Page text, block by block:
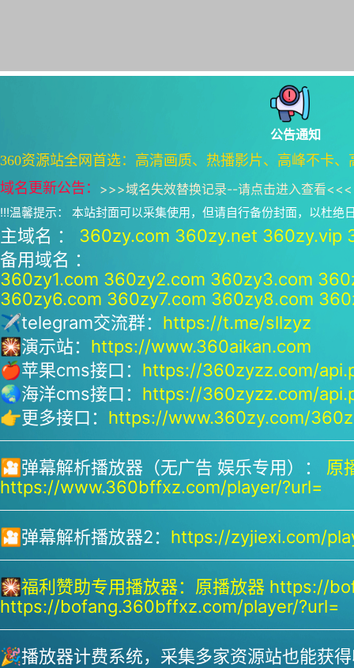
公告通知
360资源站全网首选：高清画质、热播影片、高峰不卡
域名更新公告： >>>域名失效替换记录--请点击进入查看<<<
!!!温馨提示： 本站封面可以采集使用，但请自行备份封面，以杜绝
主域名 ： 360zy.com 360zy.net 360zy.vip
备用域名 ：
360zy1.com 360zy2.com 360zy3.com
360zy6.com 360zy7.com 360zy8.com
✈telegram交流群： https://t.me/sllzyz
🎇演示站： https://www.360aikan.com
🍎苹果cms接口： https://360zyzz.com/
🌏海洋cms接口： https://360zyzz.com/
👉更多接口： https://www.360zy.com/
🎦弹幕解析播放器（无广告 娱乐专用）： 原
https://www.360bffxz.com/player/?url=
🎦弹幕解析播放器2： https://zyjiexi.com/
🎇福利赞助专用播放器： 原播放器 https://
https://bofang.360bffxz.com/player/?url=
🎉播放器计费系统，采集多家资源站也能获